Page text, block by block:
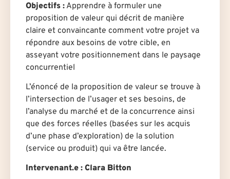
Objectifs : Apprendre à formuler une
proposition de valeur qui décrit de manière
claire et convaincante comment votre projet va
répondre aux besoins de votre cible, en
asseyant votre positionnement dans le paysage
concurrentiel
L’énoncé de la proposition de valeur se trouve à
l’intersection de l’usager et ses besoins, de
l’analyse du marché et de la concurrence ainsi
que des forces réelles (basées sur les acquis
d’une phase d’exploration) de la solution
(service ou produit) qui va être lancée.
Intervenant.e : Clara Bitton